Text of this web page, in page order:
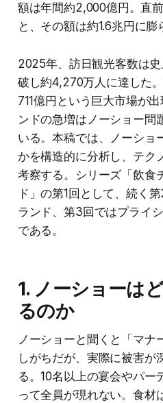
額は年間約2,000億円。直
と、その額は約1.6兆円に膨
2025年、訪日観光客数は
破し約4,270万人に達した
711億円という巨大市場が
ンドの急増はノーショー問
いる。本稿では、ノーショ
かを構造的に分析し、テク
考察する。シリーズ「飲食
ド」の第1回として、続く
ランド、第3回ではプライ
である。
1. ノーショーは
るのか
ノーショーと聞くと「マナ
しがちだが、実際に被害が
る。10名以上の宴会やパー
って全員が現れない。食材